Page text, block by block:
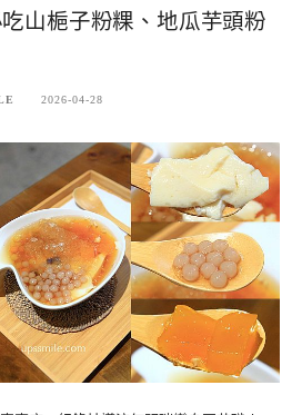
山梔子粉粿、地瓜芋頭粉
2026-04-28